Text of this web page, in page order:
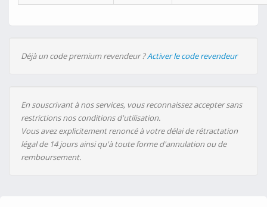
Déjà un code premium revendeur ?Activer le code revendeur
En souscrivant à nos services, vous reconnaissez accepter sans
restrictions nos conditions d'utilisation.
Vous avez explicitement renoncé à votre délai de rétractation
légal de 14 jours ainsi qu'à toute forme d'annulation ou de
remboursement.